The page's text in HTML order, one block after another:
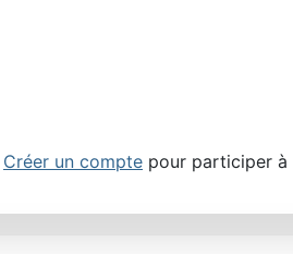
Créer un compte pour participer à